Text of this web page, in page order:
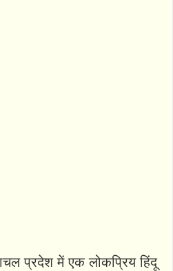
प्रदेश में एक लोकप्रिय हिंदू